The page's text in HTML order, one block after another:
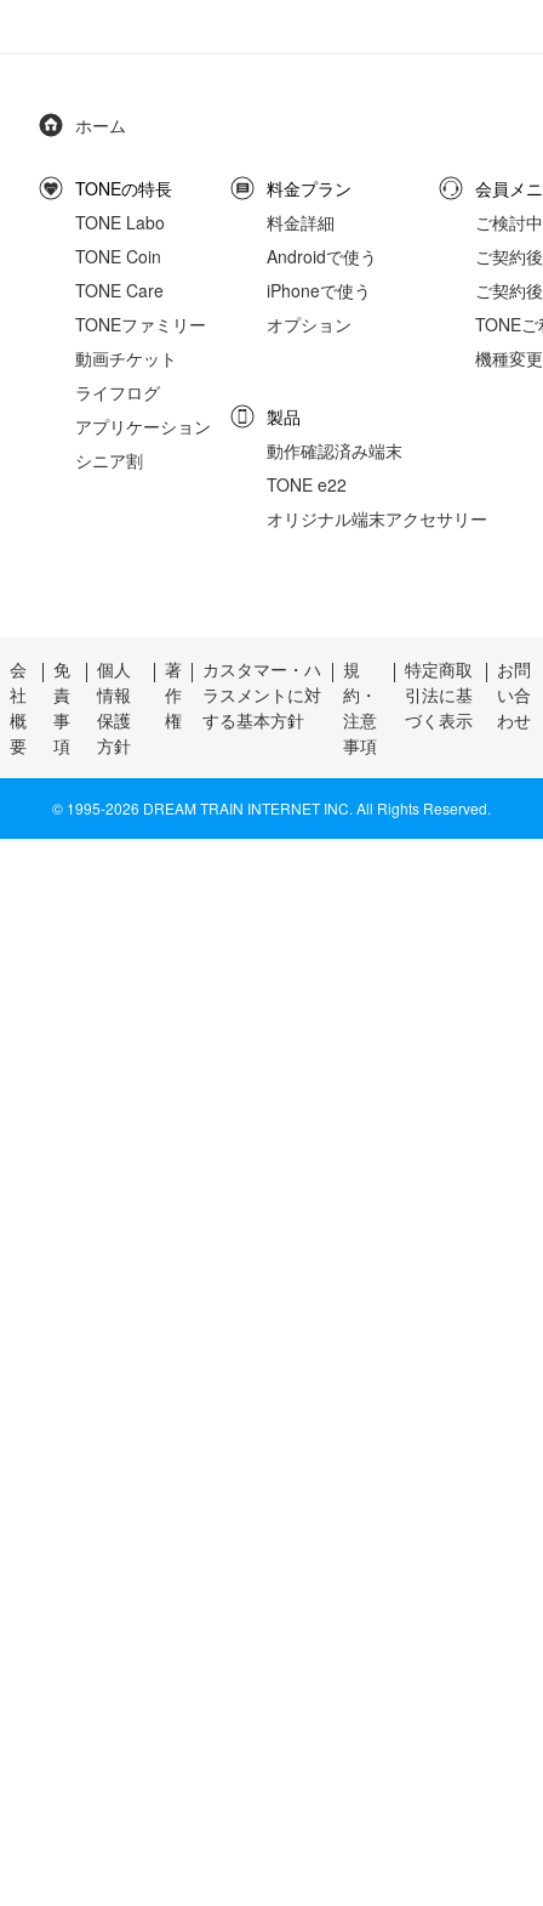
ホーム
TONEの特長
TONE Labo
TONE Coin
TONE Care
TONEファミリー
動画チケット
ライフログ
アプリケーション
シニア割
料金プラン
料金詳細
Androidで使う
iPhoneで使う
オプション
製品
動作確認済み端末
TONE e22
オリジナル端末アクセサリー
会員メ
ご検討
ご契約
ご契約
TONE
機種変
会
社
概
要
免
責
事
項
個人
情報
保護
方針
著
作
権
カスタマー・ハ
ラスメントに対
する基本方針
規
約・
注意
事項
特定商取
引法に基
づく表示
お問
い合
わせ
© 1995-2026 DREAM TRAIN INTERNET INC. All Rights Reserved.